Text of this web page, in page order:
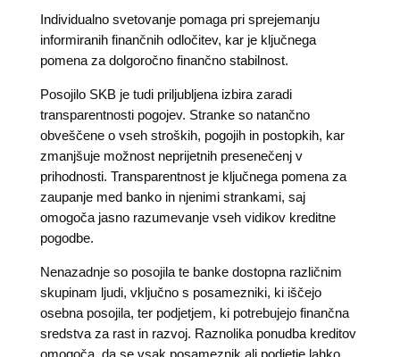
Individualno svetovanje pomaga pri sprejemanju
informiranih finančnih odločitev, kar je ključnega
pomena za dolgoročno finančno stabilnost.
Posojilo SKB je tudi priljubljena izbira zaradi
transparentnosti pogojev. Stranke so natančno
obveščene o vseh stroških, pogojih in postopkih, kar
zmanjšuje možnost neprijetnih presenečenj v
prihodnosti. Transparentnost je ključnega pomena za
zaupanje med banko in njenimi strankami, saj
omogoča jasno razumevanje vseh vidikov kreditne
pogodbe.
Nenazadnje so posojila te banke dostopna različnim
skupinam ljudi, vključno s posamezniki, ki iščejo
osebna posojila, ter podjetjem, ki potrebujejo finančna
sredstva za rast in razvoj. Raznolika ponudba kreditov
omogoča, da se vsak posameznik ali podjetje lahko